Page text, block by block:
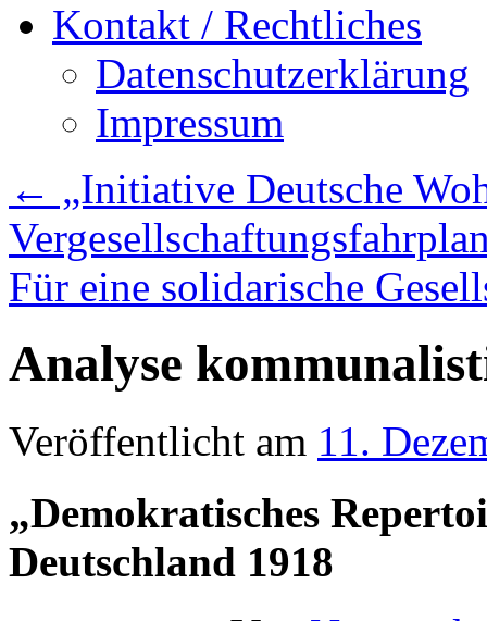
Kontakt / Rechtliches
Datenschutzerklärung
Impressum
← „Initiative Deutsche
Für eine solidarische
Analyse
Veröffentlicht am 11.
„Demokratisches
Deutschland 1918